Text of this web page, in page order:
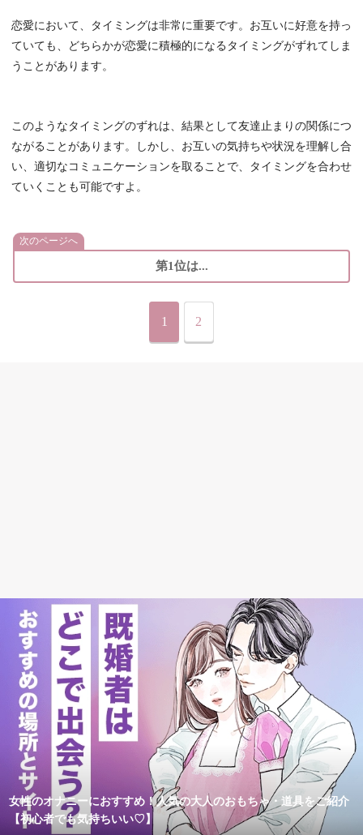
恋愛において、タイミングは非常に重要です。お互いに好意を持っ
ていても、どちらかが恋愛に積極的になるタイミングがずれてしま
うことがあります。
このようなタイミングのずれは、結果として友達止まりの関係につ
ながることがあります。しかし、お互いの気持ちや状況を理解し合
い、適切なコミュニケーションを取ることで、タイミングを合わせ
ていくことも可能ですよ。
次のページへ
第1位は...
1 2
女性のオナニーにおすすめ！人気の大人のおもちゃ・道具をご紹介
【初心者でも気持ちいい♡】